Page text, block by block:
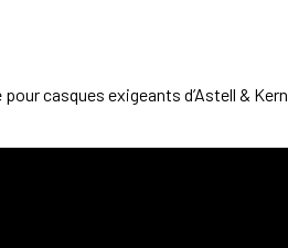
casques exigeants d’Astell & Kern